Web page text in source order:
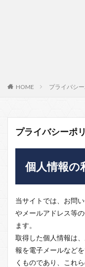
HOME プライバシ
プライバシーポ
個人情報の
当サイトでは、お問
やメールアドレス等
ます。
取得した個人情報は
報を電子メールなど
くものであり、これ